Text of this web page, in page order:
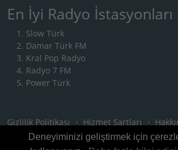
En İyi Radyo İstasyonları
Slow Türk
Damar Türk FM
Kral Pop Radyo
Radyo 7 FM
Power Türk
Gizlilik Politikası ・ Hizmet Şartları ・
Deneyiminizi geliştirmek için